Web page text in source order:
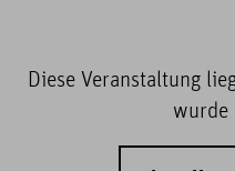
Diese Veranstaltung
wurde